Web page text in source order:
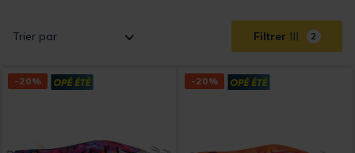
Trier par Filtrer 2
-20% -20%